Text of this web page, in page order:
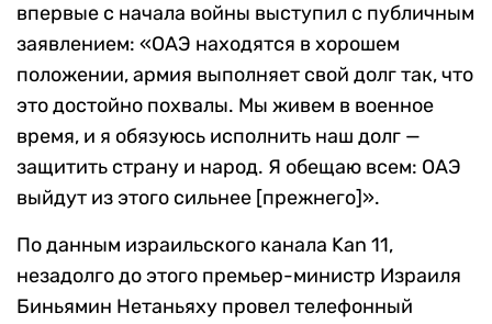
впервые с начала войны выступил с публичным
заявлением: «ОАЭ находятся в хорошем
положении, армия выполняет свой долг так, что
это достойно похвалы. Мы живем в военное
время, и я обязуюсь исполнить наш долг —
защитить страну и народ. Я обещаю всем: ОАЭ
выйдут из этого сильнее [прежнего]».
По данным израильского канала Kan 11,
незадолго до этого премьер-министр Израиля
Биньямин Нетаньяху провел телефонный